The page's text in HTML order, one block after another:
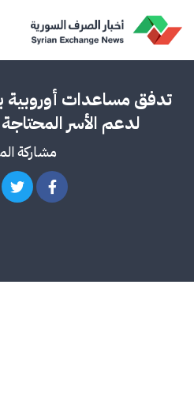
لدعم الأسر
مشاركة